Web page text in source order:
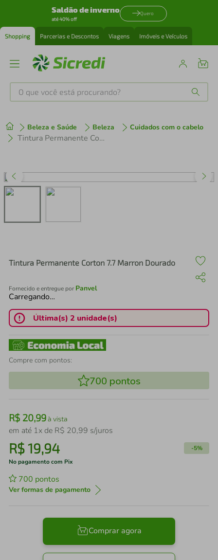
Saldão de inverno
até 40% off
Quero
Shopping Parcerias e Descontos Viagens Imóveis e Veículos
O que você está procurando?
Beleza e Saúde Beleza Cuidados com o cabelo
Tintura Permanente Corton 7.7 Marron Dourado
Tintura Permanente Corton 7.7 Marron Dourado
Fornecido e entregue por Panvel
Carregando…
Última(s) 2 unidade(s)
Compre com pontos:
700 pontos
R$ 20,99à vista
em até 1x de R$ 20,99 s/juros
R$19,94 -5%
No pagamento com Pix
700 pontos
Ver formas de pagamento
Comprar agora
1º tenis
perfume